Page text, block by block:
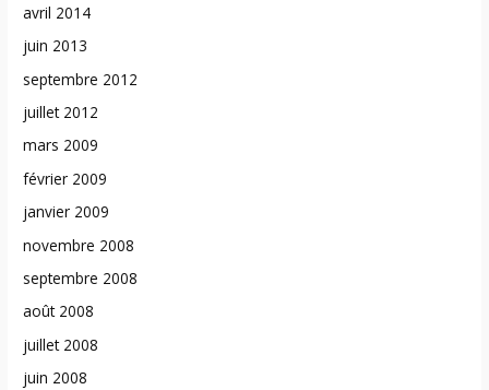
avril 2014
juin 2013
septembre 2012
juillet 2012
mars 2009
février 2009
janvier 2009
novembre 2008
septembre 2008
août 2008
juillet 2008
juin 2008